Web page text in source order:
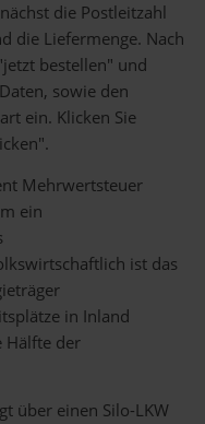
die Postleitzahl
die Liefermenge. Nach
bestellen" und
sowie den
ein. Klicken Sie
Mehrwertsteuer
ein
ist das
in Inland
Hälfte der
über einen Silo-LKW